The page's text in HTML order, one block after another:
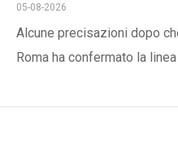
05-08-2026
Alcune precisazioni dopo
Roma ha confermato la